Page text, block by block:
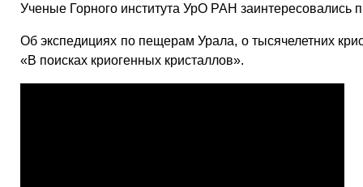
Ученые Горного института УрО РАН заинтересовались
Об экспедициях по пещерам Урала, о тысячелетних
«В поисках криогенных кристаллов».